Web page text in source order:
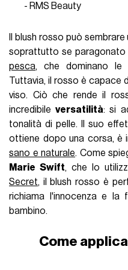
- RMS Beauty
Il blush rosso può
soprattutto se
pesca, che dominano le
Tuttavia, il rosso è capace
viso. Ciò che rende il
incredibileversatilità: si
tonalità di pelle. Il suo
ottiene dopo una corsa, è
sano e naturale. Come
Marie Swift, che lo
Secret, il blush rosso è
richiama l'innocenza e la
bambino.
Come